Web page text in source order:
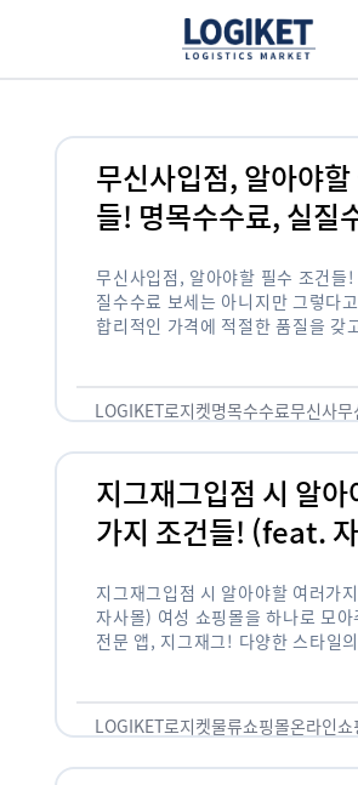
무신사입점, 알아야할
들! 명목수수료, 실질
무신사입점, 알아야할 필수 조건들
질수수료 보세는 아니지만 그렇다
합리적인 가격에 적절한 품질을 갖
LOGIKET로지켓명목수수료무신사무
지그재그입점 시 알아
가지 조건들! (feat.
지그재그입점 시 알아야할 여러가
자사몰) 여성 쇼핑몰을 하나로 모아
전문 앱, 지그재그! 다양한 스타일
LOGIKET로지켓물류쇼핑몰온라인쇼